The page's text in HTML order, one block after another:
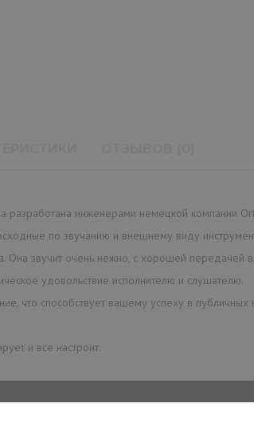
разработана инженерами немецкой компании
по звучанию и внешнему виду
звучит очень нежно, с хорошей передачей
удовольствие исполнителю и слушателю.
что способствует вашему успеху в
и все настроит.